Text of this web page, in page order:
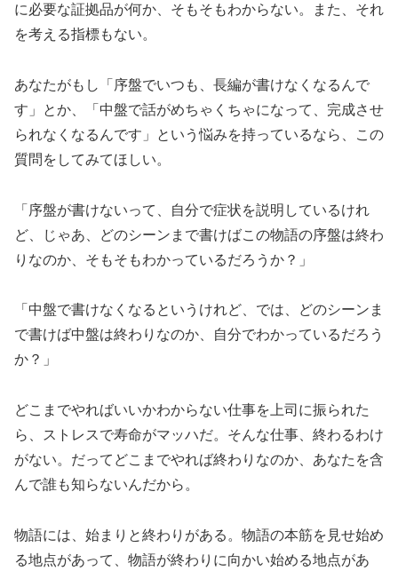
に必要な証拠品が何か、そもそもわからない。また、それ
を考える指標もない。
あなたがもし「序盤でいつも、長編が書けなくなるんで
す」とか、「中盤で話がめちゃくちゃになって、完成させ
られなくなるんです」という悩みを持っているなら、この
質問をしてみてほしい。
「序盤が書けないって、自分で症状を説明しているけれ
ど、じゃあ、どのシーンまで書けばこの物語の序盤は終わ
りなのか、そもそもわかっているだろうか？」
「中盤で書けなくなるというけれど、では、どのシーンま
で書けば中盤は終わりなのか、自分でわかっているだろう
か？」
どこまでやればいいかわからない仕事を上司に振られた
ら、ストレスで寿命がマッハだ。そんな仕事、終わるわけ
がない。だってどこまでやれば終わりなのか、あなたを含
んで誰も知らないんだから。
物語には、始まりと終わりがある。物語の本筋を見せ始め
る地点があって、物語が終わりに向かい始める地点があ